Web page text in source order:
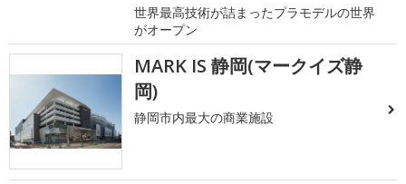
世界最高技術が詰まったプラモデルの世界
がオープン
MARK IS 静岡(マークイズ静
岡)
静岡市内最大の商業施設